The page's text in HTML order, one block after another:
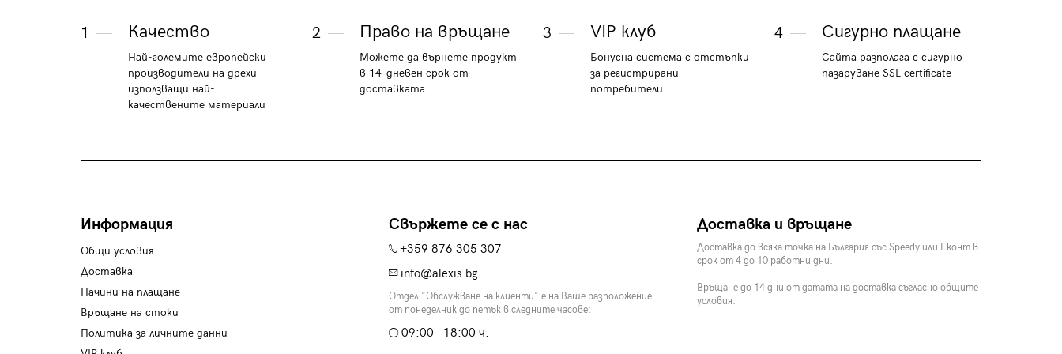
1 Качество
Най-големите европейски
производители на дрехи
използващи най-
качествените материали
2 Право на връщане
Можете да върнете продукт
в 14-дневен срок от
доставката
3 VIP клуб
Бонусна система с отстъпки
за регистрирани
потребители
4 Сигурно плащане
Сайта разполага с сигурно
пазаруване SSL certificate
Информация
Общи условия
Доставка
Начини на плащане
Връщане на стоки
Политика за личните данни
Свържете се с нас
+359 876 305 307
info@alexis.bg
Отдел "Обслужване на клиенти" е на Ваше разположение
от понеделник до петък в следните часове:
09:00 - 18:00 ч.
Доставка и връщане
Доставка до всяка точка на България със Speedy или Еконт в
срок от 4 до 10 работни дни.
Връщане до 14 дни от датата на доставка съгласно общите
условия.